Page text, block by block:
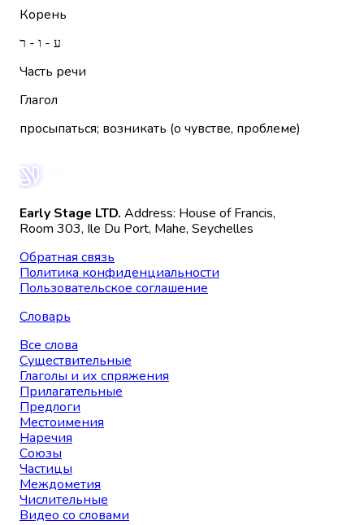
Корень
ע - ו - ר
Часть речи
Глагол
просыпаться; возникать (о чувстве, проблеме)
Early Stage LTD. Address: House of Francis,
Room 303, Ile Du Port, Mahe, Seychelles
Обратная связь
Политика конфиденциальности
Пользовательское соглашение
Словарь
Все слова
Существительные
Глаголы и их спряжения
Прилагательные
Предлоги
Местоимения
Наречия
Союзы
Частицы
Междометия
Числительные
Видео со словами